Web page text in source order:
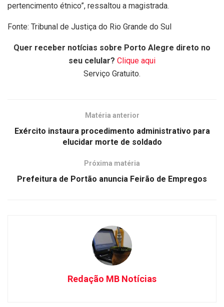
pertencimento étnico”, ressaltou a magistrada.
Fonte: Tribunal de Justiça do Rio Grande do Sul
Quer receber notícias sobre Porto Alegre direto no
seu celular? Clique aqui
Serviço Gratuito.
Matéria anterior
Exército instaura procedimento administrativo para
elucidar morte de soldado
Próxima matéria
Prefeitura de Portão anuncia Feirão de Empregos
Redação MB Notícias